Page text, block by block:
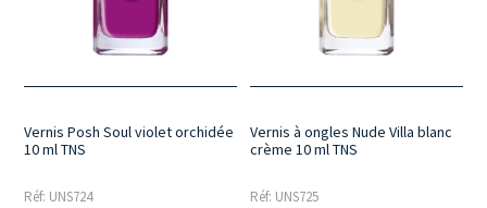
Vernis Posh Soul violet orchidée
10 ml TNS
Réf: UNS724
Vernis à ongles Nude Villa blanc
crème 10 ml TNS
Réf: UNS725